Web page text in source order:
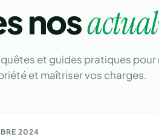
nos
et guides pratiques pour
et maîtriser vos charges.
2024